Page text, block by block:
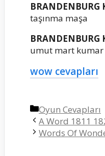
BRANDENBURG
taşınma maşa
BRANDENBURG
umut mart kumar
wow cevapları
Kategoriler
Oyun Cevapları
A Word 1811
Words Of